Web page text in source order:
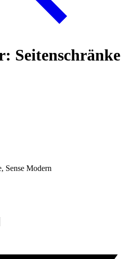
Seitenschränke
Sense Modern